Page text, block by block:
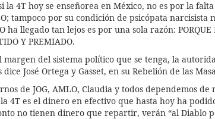
la 4T hoy se enseñorea en México, no es por la
tampoco por su condición de psicópata narcisista
ha llegado tan lejos es por una sola razón: PORQUE
Y PREMIADO.
del sistema político que se tenga, la
dice José Ortega y Gasset, en su Rebelión de las
de JOG, AMLO, Claudia y todos dependemos
4T es el dinero en efectivo que hasta hoy ha
no tienen dinero que repartir, verán “al Diablo